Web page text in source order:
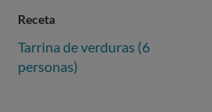
Receta
Tarrina de verduras (6
personas)